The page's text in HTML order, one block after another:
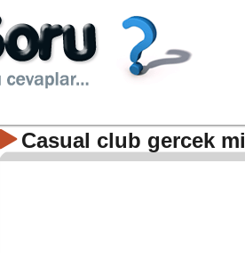
Casual club gercek mi